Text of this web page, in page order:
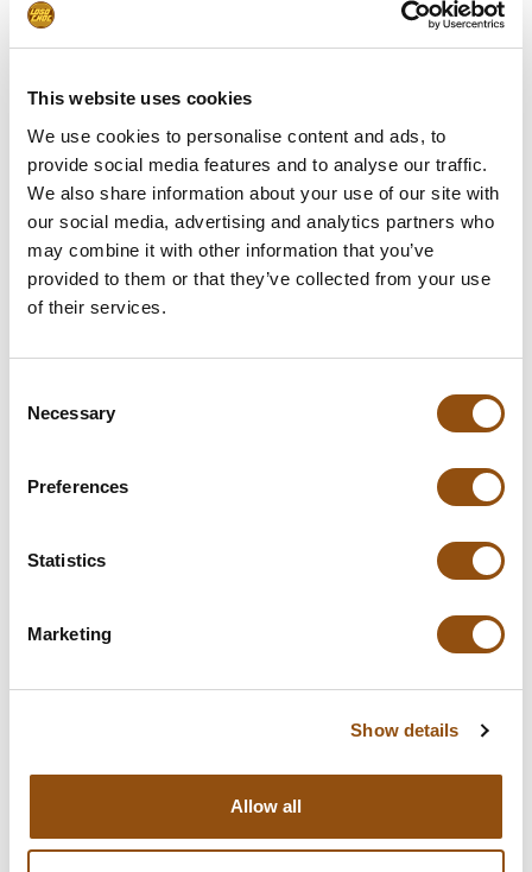
This website uses cookies
We use cookies to personalise content and ads, to
provide social media features and to analyse our traffic.
We also share information about your use of our site with
our social media, advertising and analytics partners who
may combine it with other information that you’ve
provided to them or that they’ve collected from your use
of their services.
Selection
Necessary
Preferences
Statistics
Marketing
Show details
Allow all
Stel uw product samen
Upload uw logo
Upload uw PDF bestand
Smaakcombinaties
**Uiteindelijke prijzen kunnen afwijken door mogelijke hercalculaties in
Specificaties
60 gram